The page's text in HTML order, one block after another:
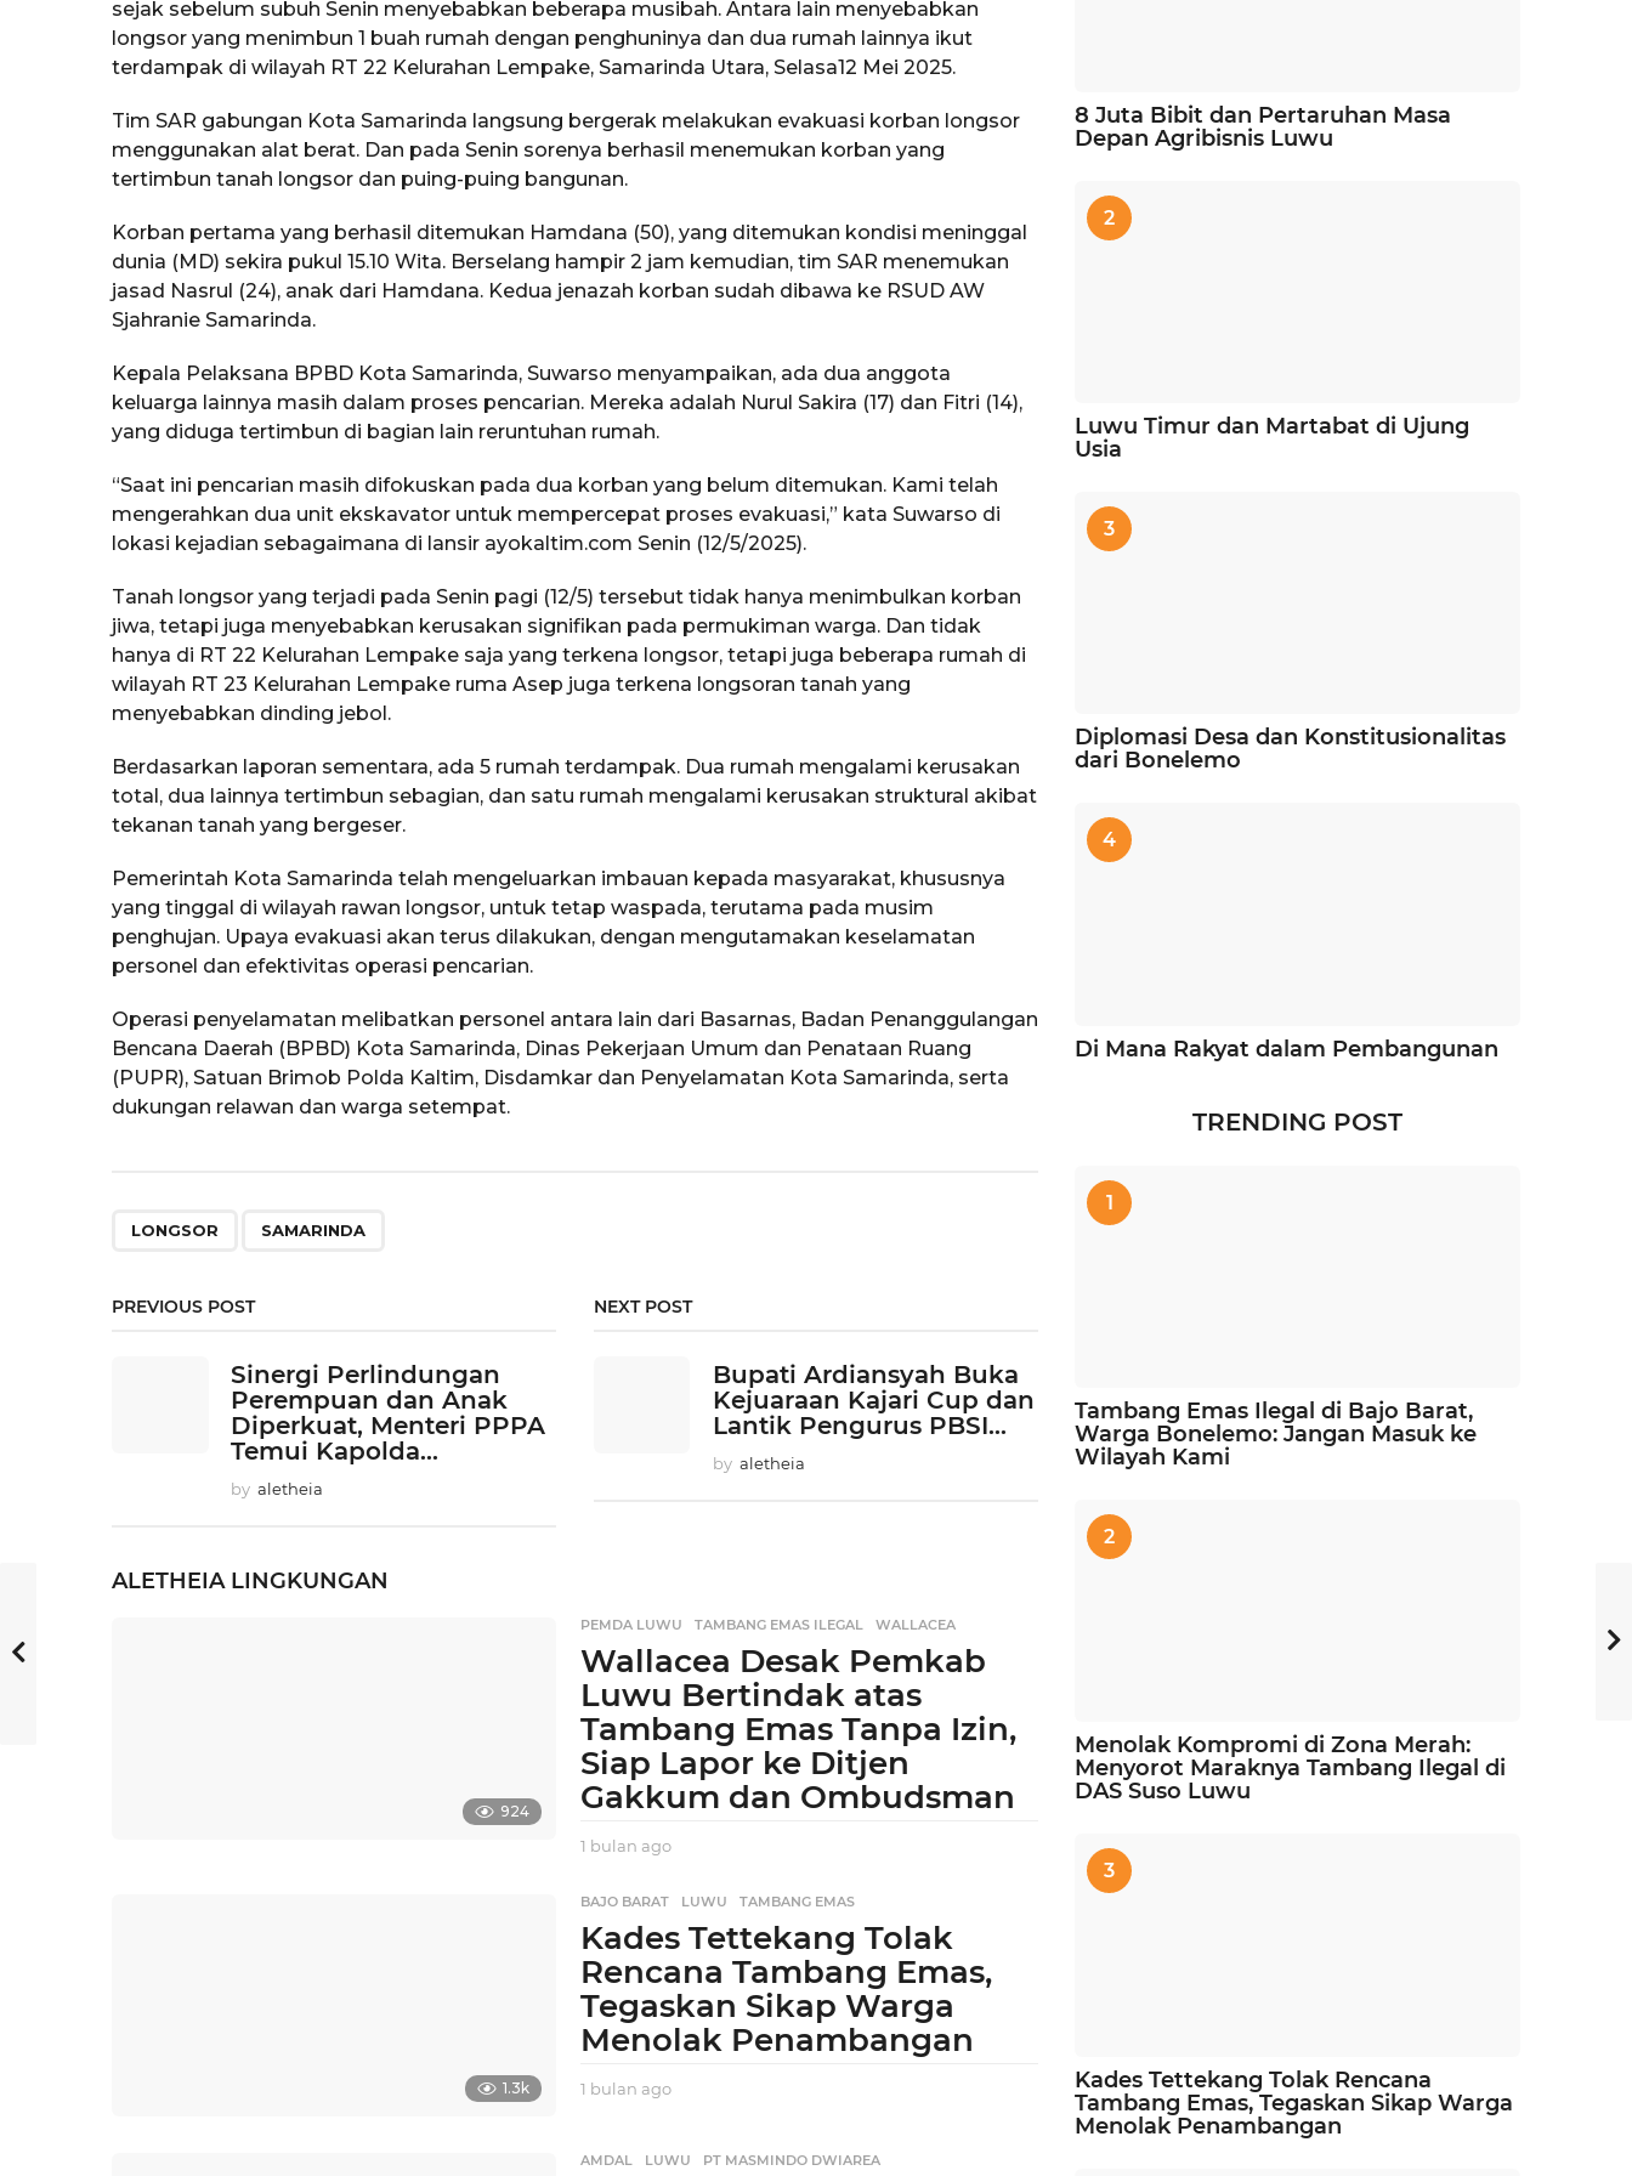
sejak sebelum subuh Senin menyebabkan beberapa musibah. Antara lain menyebabkan
longsor yang menimbun 1 buah rumah dengan penghuninya dan dua rumah lainnya ikut
terdampak di wilayah RT 22 Kelurahan Lempake, Samarinda Utara, Selasa12 Mei 2025.
Tim SAR gabungan Kota Samarinda langsung bergerak melakukan evakuasi korban longsor
menggunakan alat berat. Dan pada Senin sorenya berhasil menemukan korban yang
tertimbun tanah longsor dan puing-puing bangunan.
Korban pertama yang berhasil ditemukan Hamdana (50), yang ditemukan kondisi meninggal
dunia (MD) sekira pukul 15.10 Wita. Berselang hampir 2 jam kemudian, tim SAR menemukan
jasad Nasrul (24), anak dari Hamdana. Kedua jenazah korban sudah dibawa ke RSUD AW
Sjahranie Samarinda.
Kepala Pelaksana BPBD Kota Samarinda, Suwarso menyampaikan, ada dua anggota
keluarga lainnya masih dalam proses pencarian. Mereka adalah Nurul Sakira (17) dan Fitri (14),
yang diduga tertimbun di bagian lain reruntuhan rumah.
“Saat ini pencarian masih difokuskan pada dua korban yang belum ditemukan. Kami telah
mengerahkan dua unit ekskavator untuk mempercepat proses evakuasi,” kata Suwarso di
lokasi kejadian sebagaimana di lansir ayokaltim.com Senin (12/5/2025).
Tanah longsor yang terjadi pada Senin pagi (12/5) tersebut tidak hanya menimbulkan korban
jiwa, tetapi juga menyebabkan kerusakan signifikan pada permukiman warga. Dan tidak
hanya di RT 22 Kelurahan Lempake saja yang terkena longsor, tetapi juga beberapa rumah di
wilayah RT 23 Kelurahan Lempake ruma Asep juga terkena longsoran tanah yang
menyebabkan dinding jebol.
Berdasarkan laporan sementara, ada 5 rumah terdampak. Dua rumah mengalami kerusakan
total, dua lainnya tertimbun sebagian, dan satu rumah mengalami kerusakan struktural akibat
tekanan tanah yang bergeser.
Pemerintah Kota Samarinda telah mengeluarkan imbauan kepada masyarakat, khususnya
yang tinggal di wilayah rawan longsor, untuk tetap waspada, terutama pada musim
penghujan. Upaya evakuasi akan terus dilakukan, dengan mengutamakan keselamatan
personel dan efektivitas operasi pencarian.
Operasi penyelamatan melibatkan personel antara lain dari Basarnas, Badan Penanggulangan
Bencana Daerah (BPBD) Kota Samarinda, Dinas Pekerjaan Umum dan Penataan Ruang
(PUPR), Satuan Brimob Polda Kaltim, Disdamkar dan Penyelamatan Kota Samarinda, serta
dukungan relawan dan warga setempat.
LONGSOR SAMARINDA
PREVIOUS POST
Sinergi Perlindungan
Perempuan dan Anak
Diperkuat, Menteri PPPA
Temui Kapolda...
by aletheia
NEXT POST
Bupati Ardiansyah Buka
Kejuaraan Kajari Cup dan
Lantik Pengurus PBSI...
by aletheia
ALETHEIA LINGKUNGAN
924
PEMDA LUWU ,TAMBANG EMAS ILEGAL ,WALLACEA
Wallacea Desak Pemkab
Luwu Bertindak atas
Tambang Emas Tanpa Izin,
Siap Lapor ke Ditjen
Gakkum dan Ombudsman
1 bulan ago
a
a
g
o
1.3k
BAJO BARAT ,LUWU ,TAMBANG EMAS
Kades Tettekang Tolak
Rencana Tambang Emas,
Tegaskan Sikap Warga
Menolak Penambangan
1 bulan ago
l
AMDAL ,LUWU ,PT MASMINDO DWIAREA
8 Juta Bibit dan Pertaruhan Masa
Depan Agribisnis Luwu
2
Luwu Timur dan Martabat di Ujung
Usia
3
Diplomasi Desa dan Konstitusionalitas
dari Bonelemo
4
Di Mana Rakyat dalam Pembangunan
TRENDING POST
1
Tambang Emas Ilegal di Bajo Barat,
Warga Bonelemo: Jangan Masuk ke
Wilayah Kami
2
Menolak Kompromi di Zona Merah:
Menyorot Maraknya Tambang Ilegal di
DAS Suso Luwu
3
Kades Tettekang Tolak Rencana
Tambang Emas, Tegaskan Sikap Warga
Menolak Penambangan